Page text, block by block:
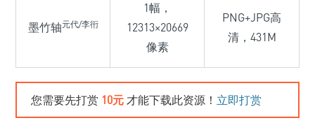
墨竹轴元代/李衎
1幅，
12313×20669
像素
PNG+JPG高
清，431M
您需要先打赏 10元 才能下载此资源！ 立即打赏